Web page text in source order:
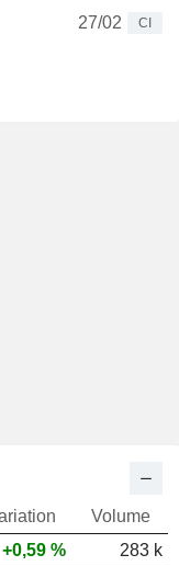
27/02
CI
Volume
+0,59 %
283 k